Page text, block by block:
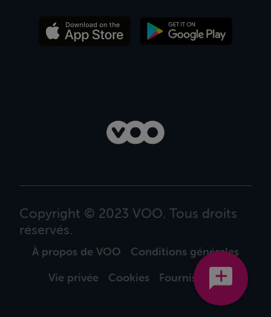
Copyright © 2023 VOO. Tous droits
réservés.
À propos de VOO
Conditions générales
Vie privée
Cookies Fournisseurs